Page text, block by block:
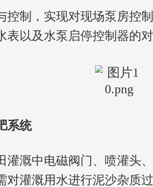
控制，实现对现场泵房控
表以及水泵启停控制器的
系统
灌溉中电磁阀门、喷灌头
对灌溉用水进行泥沙杂质